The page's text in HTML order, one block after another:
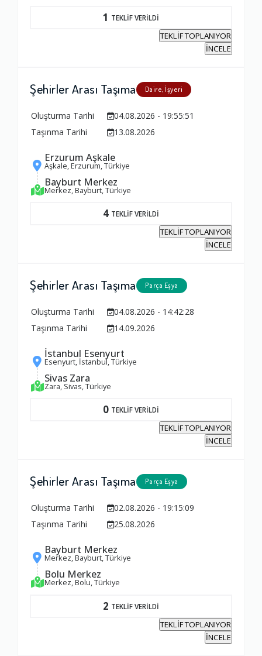
1 TEKLİF VERİLDİ
TEKLİF TOPLANIYOR
İNCELE
Şehirler Arası Taşıma Daire, İşyeri
Oluşturma Tarihi
04.08.2026 - 19:55:51
Taşınma Tarihi
13.08.2026
Erzurum Aşkale
Aşkale, Erzurum, Türkiye
Bayburt Merkez
Merkez, Bayburt, Türkiye
4 TEKLİF VERİLDİ
TEKLİF TOPLANIYOR
İNCELE
Şehirler Arası Taşıma Parça Eşya
Oluşturma Tarihi
04.08.2026 - 14:42:28
Taşınma Tarihi
14.09.2026
İstanbul Esenyurt
Esenyurt, İstanbul, Türkiye
Sivas Zara
Zara, Sivas, Türkiye
0 TEKLİF VERİLDİ
TEKLİF TOPLANIYOR
İNCELE
Şehirler Arası Taşıma Parça Eşya
Oluşturma Tarihi
02.08.2026 - 19:15:09
Taşınma Tarihi
25.08.2026
Bayburt Merkez
Merkez, Bayburt, Türkiye
Bolu Merkez
Merkez, Bolu, Türkiye
2 TEKLİF VERİLDİ
TEKLİF TOPLANIYOR
İNCELE